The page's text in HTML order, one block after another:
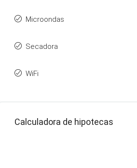
Microondas
Secadora
WiFi
Calculadora de hipotecas